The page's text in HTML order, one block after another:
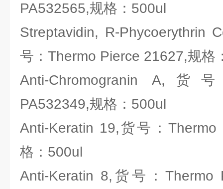
PA532565,规格：500ul
Streptavidin, R-Phycoerythrin
号：Thermo Pierce 21627,规格
Anti-Chromogranin A,货
PA532349,规格：500ul
Anti-Keratin 19,货号：Thermo
格：500ul
Anti-Keratin 8,货号：Thermo